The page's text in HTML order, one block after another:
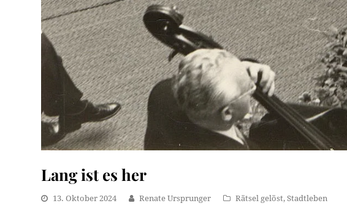
Lang ist es her
13. Oktober 2024 Renate Ursprunger Rätsel gelöst,Stadtleben